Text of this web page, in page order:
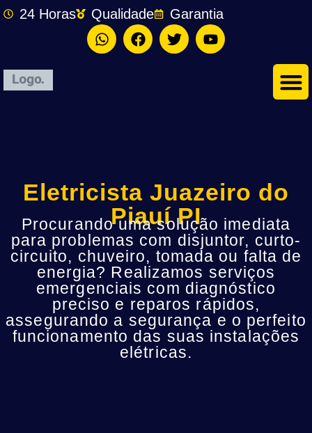
24 Horas Qualidade Garantia
Eletricista Juazeiro do
Piauí PI
Procurando uma solução imediata
para problemas com disjuntor, curto-
circuito, chuveiro, tomada ou falta de
energia? Realizamos serviços
emergenciais com diagnóstico
preciso e reparos rápidos,
assegurando a segurança e o perfeito
funcionamento das suas instalações
elétricas.